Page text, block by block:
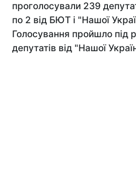
проголосували 239
по 2 від БЮТ і "Нашої
Голосування пройшло під
депутатів від "Нашої